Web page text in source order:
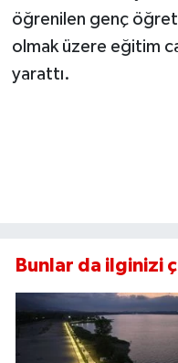
öğrenilen genç
olmak üzere eğitim
yarattı.
Bunlar da ilginizi